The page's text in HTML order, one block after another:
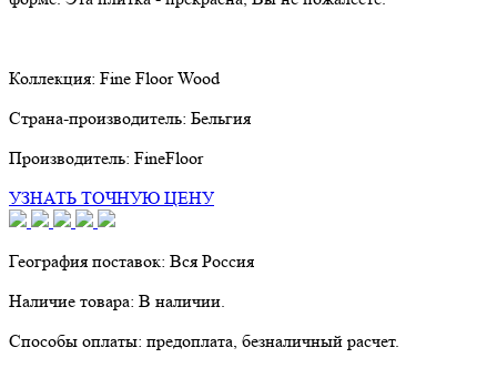
Коллекция: Fine Floor Wood
Страна-производитель: Бельгия
Производитель: FineFloor
УЗНАТЬ ТОЧНУЮ ЦЕНУ
География поставок: Вся Россия
Наличие товара: В наличии.
Способы оплаты: предоплата, безналичный расчет.